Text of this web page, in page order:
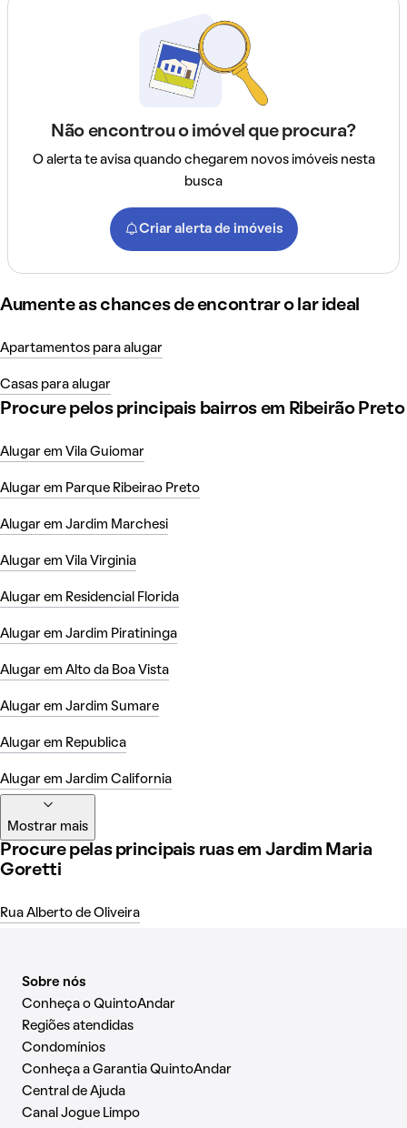
Não encontrou o imóvel que procura?
O alerta te avisa quando chegarem novos imóveis nesta
busca
Criar alerta de imóveis
Aumente as chances de encontrar o lar ideal
Apartamentos para alugar
Casas para alugar
Procure pelos principais bairros em Ribeirão Preto
Alugar em Vila Guiomar
Alugar em Parque Ribeirao Preto
Alugar em Jardim Marchesi
Alugar em Vila Virginia
Alugar em Residencial Florida
Alugar em Jardim Piratininga
Alugar em Alto da Boa Vista
Alugar em Jardim Sumare
Alugar em Republica
Alugar em Jardim California
Mostrar mais
Procure pelas principais ruas em Jardim Maria
Goretti
Rua Alberto de Oliveira
Sobre nós
Conheça o QuintoAndar
Regiões atendidas
Condomínios
Conheça a Garantia QuintoAndar
Central de Ajuda
Canal Jogue Limpo